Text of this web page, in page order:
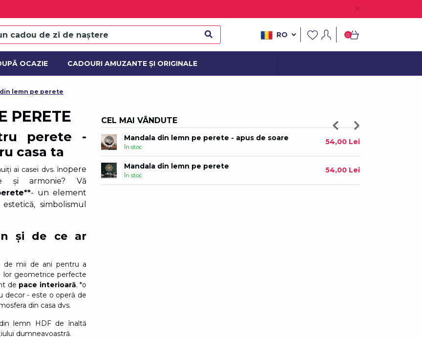
RO 0
OCAZIE CADOURI AMUZANTE ȘI ORIGINALE
CADOU
lemn pe perete
PERETE
perete -
casa ta
ai casei dvs. înopere
armonie? Vă
- un element
simbolismul
și de ce ar
mii de ani pentru a
lor geometrice perfecte
de pace interioară. *o
- este o operă de
din casa dvs.
lemn HDF de înaltă
dumneavoastră.
CEL MAI VÂNDUTE
Mandala din lemn pe perete - Sunny 54,00 Lei
Mandala din lemn pe perete - Lotus
În stoc
În stoc
Mandala din lemn pe perete - apus de soare
În stoc
54,00 Lei
Mandala din lemn pe perete
În stoc
54,00 Lei